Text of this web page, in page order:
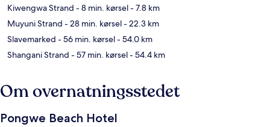
Kiwengwa Strand - 8 min. kørsel- 7.8 km
Muyuni Strand - 28 min. kørsel- 22.3 km
Slavemarked - 56 min. kørsel- 54.0 km
Shangani Strand - 57 min. kørsel- 54.4 km
Om overnatningsstedet
Pongwe Beach Hotel